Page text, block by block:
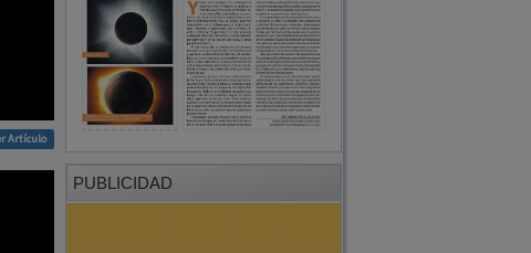
Artículo
PUBLICIDAD